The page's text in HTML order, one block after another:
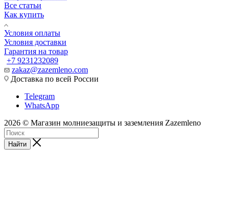
Все статьи
Как купить
Условия оплаты
Условия доставки
Гарантия на товар
+7 9231232089
zakaz@zazemleno.com
Доставка по всей России
Telegram
WhatsApp
2026 © Магазин молниезащиты и заземления Zazemleno
Найти